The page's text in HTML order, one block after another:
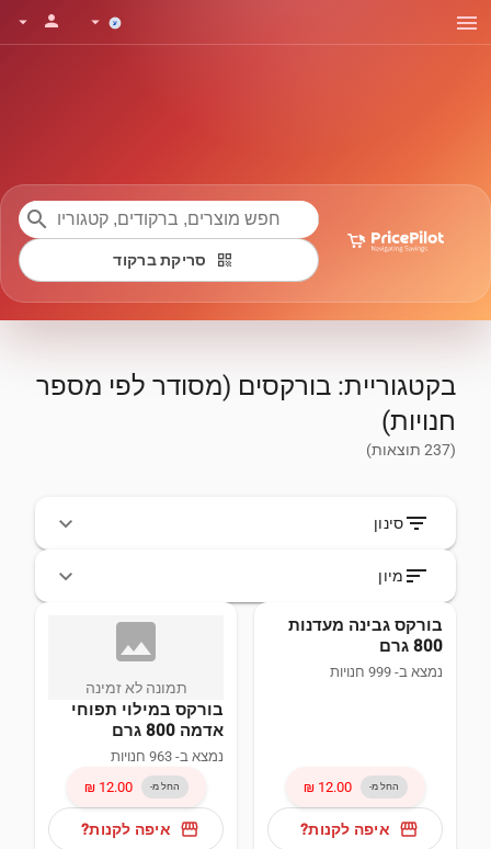
menu
arrow_drop_down
person
arrow_drop_down
search
qr_code סריקת ברקוד
בקטגוריית: בורקסים (מסודר לפי מספר
חנויות)
(237 תוצאות)
filter_listסינון
search
ארצות הברית (3)
הממלכה המאוחדת (2)
sort מיון
בורקס גבינה מעדנות
800 גרם
נמצא ב- 999 חנויות
החל מ- ‏12.00 ‏₪
storefront איפה לקנות?
תמונה לא זמינה
בורקס במילוי תפוחי
אדמה 800 גרם
נמצא ב- 963 חנויות
החל מ- ‏12.00 ‏₪
storefront איפה לקנות?